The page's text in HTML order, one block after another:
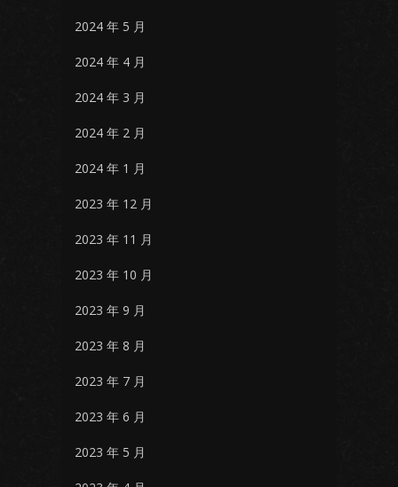
2024 年 5 月
2024 年 4 月
2024 年 3 月
2024 年 2 月
2024 年 1 月
2023 年 12 月
2023 年 11 月
2023 年 10 月
2023 年 9 月
2023 年 8 月
2023 年 7 月
2023 年 6 月
2023 年 5 月